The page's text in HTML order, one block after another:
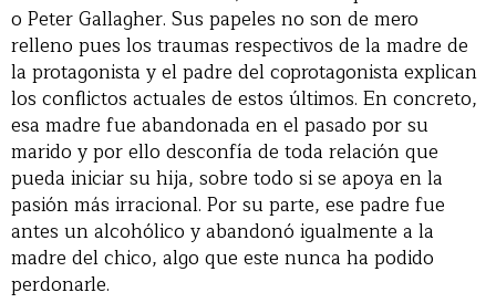
o Peter Gallagher. Sus papeles no son de mero
relleno pues los traumas respectivos de la madre de
la protagonista y el padre del coprotagonista explican
los conflictos actuales de estos últimos. En concreto,
esa madre fue abandonada en el pasado por su
marido y por ello desconfía de toda relación que
pueda iniciar su hija, sobre todo si se apoya en la
pasión más irracional. Por su parte, ese padre fue
antes un alcohólico y abandonó igualmente a la
madre del chico, algo que este nunca ha podido
perdonarle.